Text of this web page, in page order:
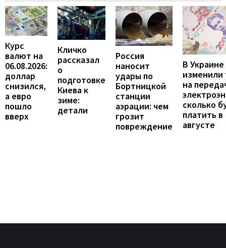
Курс
валют на
06.08.2026:
доллар
снизился,
а евро
пошло
вверх
Кличко
рассказал
о
подготовке
Киева к
зиме:
детали
Россия
наносит
удары по
Бортницкой
станции
аэрации: чем
грозит
повреждение
В Украине
на
сколько
платить в
августе